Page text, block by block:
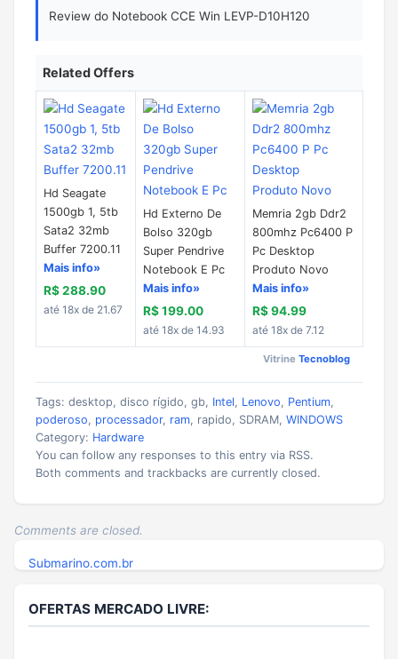
Review do Notebook CCE Win LEVP-D10H120
Related Offers
Hd Seagate
1500gb 1, 5tb
Sata2 32mb
Buffer 7200.11
Mais info»
R$ 288.90
até 18x de 21.67
Hd Externo De
Bolso 320gb
Super Pendrive
Notebook E Pc
Mais info»
R$ 199.00
até 18x de 14.93
Memria 2gb Ddr2
800mhz Pc6400 P
Pc Desktop
Produto Novo
Mais info»
R$ 94.99
até 18x de 7.12
Vitrine Tecnoblog
Tags: desktop, disco rígido, gb, Intel, Lenovo, Pentium,
poderoso, processador, ram, rapido, SDRAM, WINDOWS
Category: Hardware
You can follow any responses to this entry via RSS.
Both comments and trackbacks are currently closed.
Comments are closed.
Submarino.com.br
OFERTAS MERCADO LIVRE: